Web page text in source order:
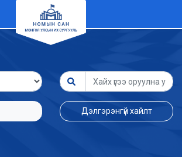
Дэлгэрэнгүй хайлт